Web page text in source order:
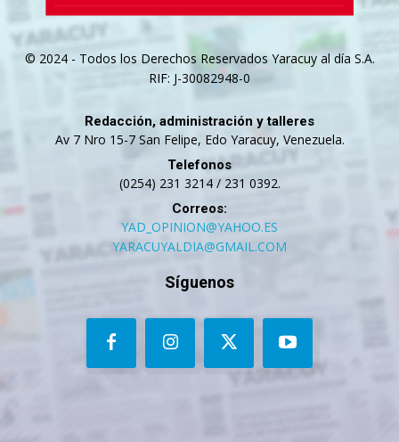
© 2024 - Todos los Derechos Reservados Yaracuy al día S.A.
RIF: J-30082948-0
Redacción, administración y talleres
Av 7 Nro 15-7 San Felipe, Edo Yaracuy, Venezuela.
Telefonos
(0254) 231 3214 / 231 0392.
Correos:
YAD_OPINION@YAHOO.ES
YARACUYALDIA@GMAIL.COM
Síguenos